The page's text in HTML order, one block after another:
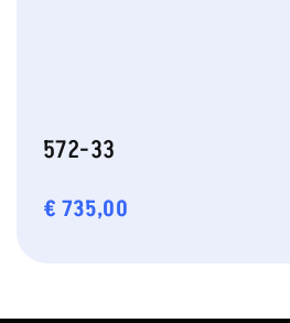
572-33
€ 735,00